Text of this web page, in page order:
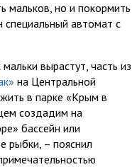
мальков, но и покормить
специальный автомат с
вырастут, часть из
на Центральной
в парке «Крым в
создадим на
бассейн или
рыбки, – пояснил